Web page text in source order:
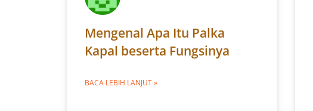
Mengenal Apa Itu Palka
Kapal beserta Fungsinya
BACA LEBIH LANJUT »